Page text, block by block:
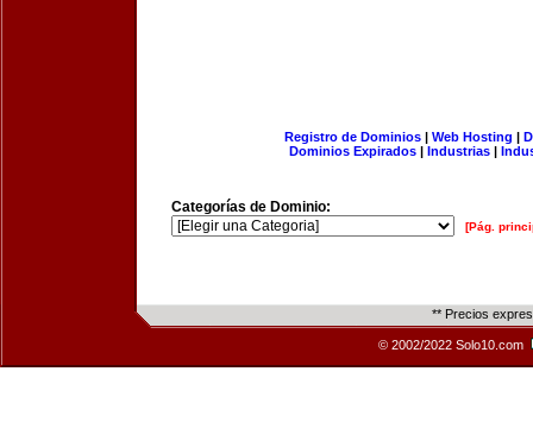
Registro de Dominios| Web Hosting |
Dominios Expirados | Industrias |
Categorías de Dominio:
[Pág.
** Precios
© 2002/2022 Solo10.com